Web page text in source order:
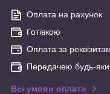
Оплата на рахунок
Готівкою
Оплата за
Передачею будь-
Всі умови оплати